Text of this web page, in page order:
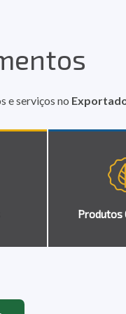
e serviços no
Produtos